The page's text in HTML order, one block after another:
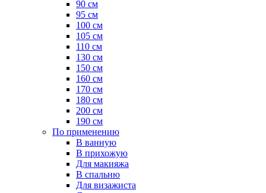
90 см
95 см
100 см
105 см
110 см
130 см
150 см
160 см
170 см
180 см
200 см
190 см
По применению
В ванную
В прихожую
Для макияжа
В спальню
Для визажиста